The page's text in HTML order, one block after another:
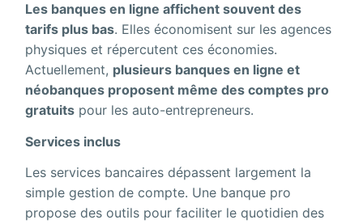
Les banques en ligne affichent souvent des
tarifs plus bas. Elles économisent sur les agences
physiques et répercutent ces économies.
Actuellement, plusieurs banques en ligne et
néobanques proposent même des comptes pro
gratuits pour les auto-entrepreneurs.
Services inclus
Les services bancaires dépassent largement la
simple gestion de compte. Une banque pro
propose des outils pour faciliter le quotidien des